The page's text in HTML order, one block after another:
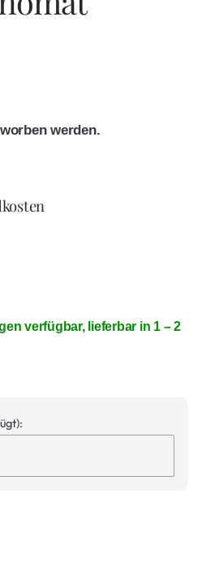
werden.
verfügbar, lieferbar in 1 – 2